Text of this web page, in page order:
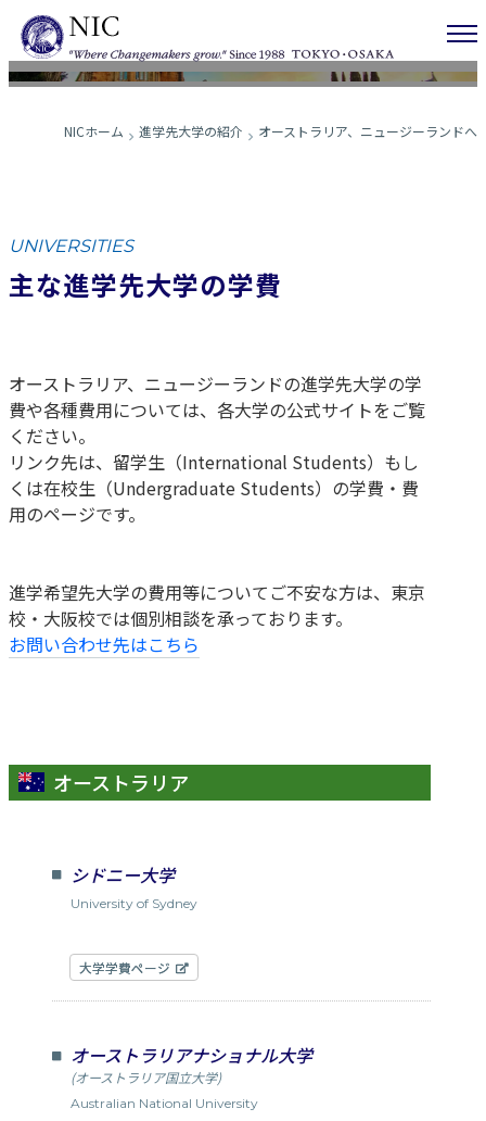
費一覧
NICホーム 進学先大学の紹介 オーストラリア、ニュージーランドへ
UNIVERSITIES
主な進学先大学の学費
オーストラリア、ニュージーランドの進学先大学の学
費や各種費用については、各大学の公式サイトをご覧
ください。
リンク先は、留学生（International Students）もし
くは在校生（Undergraduate Students）の学費・費
用のページです。
進学希望先大学の費用等についてご不安な方は、東京
校・大阪校では個別相談を承っております。
お問い合わせ先はこちら
オーストラリア
シドニー大学
University of Sydney
大学学費ページ
オーストラリアナショナル大学
(オーストラリア国立大学)
Australian National University